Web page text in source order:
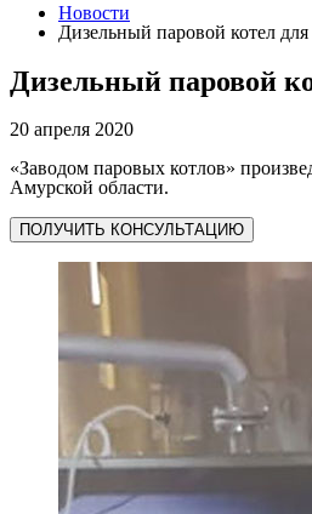
Новости
Дизельный паровой котел для
Дизельный паровой
20 апреля 2020
«Заводом паровых котлов»
Амурской области.
ПОЛУЧИТЬ КОНСУЛЬТАЦИЮ